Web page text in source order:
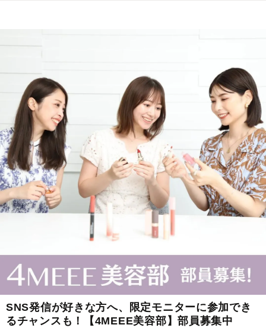
SNS発信が好きな方へ、限定モニターに参加でき
るチャンスも！【4MEEE美容部】部員募集中